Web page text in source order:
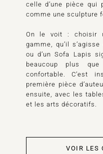
celle d’une pièce qui
comme une sculpture
On le voit : choisir
gamme, qu’il
ou d’un Sofa Lapis
beaucoup plus
confortable. C’est
première pièce
ensuite, avec les
et les arts décoratifs.
VOIR LES